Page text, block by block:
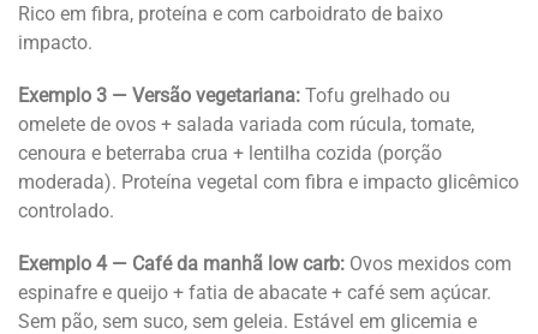
Rico em fibra, proteína e com carboidrato de baixo
impacto.
Exemplo 3 — Versão vegetariana: Tofu grelhado ou
omelete de ovos + salada variada com rúcula, tomate,
cenoura e beterraba crua + lentilha cozida (porção
moderada). Proteína vegetal com fibra e impacto glicêmico
controlado.
Exemplo 4 — Café da manhã low carb: Ovos mexidos com
espinafre e queijo + fatia de abacate + café sem açúcar.
Sem pão, sem suco, sem geleia. Estável em glicemia e